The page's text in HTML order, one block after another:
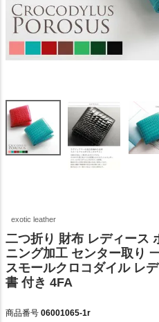
exotic leather
二つ折り 財布 レディース
ニング加工 センター取り
スモールクロコダイル レ
書 付き 4FA
商品番号 06001065-1r